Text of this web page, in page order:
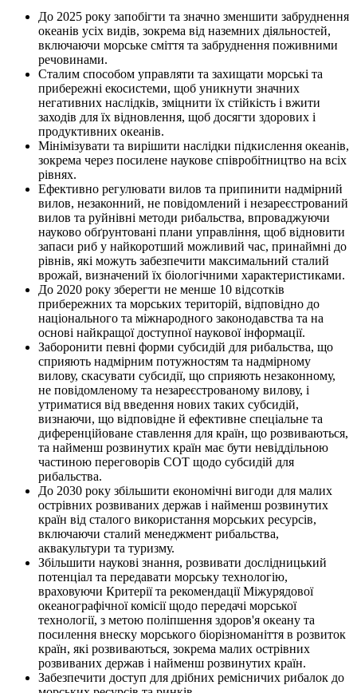
До 2025 року запобігти та значно зменшити забруднення
океанів усіх видів, зокрема від наземних діяльностей,
включаючи морське сміття та забруднення поживними
речовинами.
Сталим способом управляти та захищати морські та
прибережні екосистеми, щоб уникнути значних
негативних наслідків, зміцнити їх стійкість і вжити
заходів для їх відновлення, щоб досягти здорових і
продуктивних океанів.
Мінімізувати та вирішити наслідки підкислення океанів,
зокрема через посилене наукове співробітництво на всіх
рівнях.
Ефективно регулювати вилов та припинити надмірний
вилов, незаконний, не повідомлений і незареєстрований
вилов та руйнівні методи рибальства, впроваджуючи
науково обґрунтовані плани управління, щоб відновити
запаси риб у найкоротший можливий час, принаймні до
рівнів, які можуть забезпечити максимальний сталий
врожай, визначений їх біологічними характеристиками.
До 2020 року зберегти не менше 10 відсотків
прибережних та морських територій, відповідно до
національного та міжнародного законодавства та на
основі найкращої доступної наукової інформації.
Заборонити певні форми субсидій для рибальства, що
сприяють надмірним потужностям та надмірному
вилову, скасувати субсидії, що сприяють незаконному,
не повідомленому та незареєстрованому вилову, і
утриматися від введення нових таких субсидій,
визнаючи, що відповідне й ефективне спеціальне та
диференційоване ставлення для країн, що розвиваються,
та найменш розвинутих країн має бути невіддільною
частиною переговорів СОТ щодо субсидій для
рибальства.
До 2030 року збільшити економічні вигоди для малих
острівних розвиваних держав і найменш розвинутих
країн від сталого використання морських ресурсів,
включаючи сталий менеджмент рибальства,
аквакультури та туризму.
Збільшити наукові знання, розвивати дослідницький
потенціал та передавати морську технологію,
враховуючи Критерії та рекомендації Міжурядової
океанографічної комісії щодо передачі морської
технології, з метою поліпшення здоров'я океану та
посилення внеску морського біорізноманіття в розвиток
країн, які розвиваються, зокрема малих острівних
розвиваних держав і найменш розвинутих країн.
Забезпечити доступ для дрібних ремісничих рибалок до